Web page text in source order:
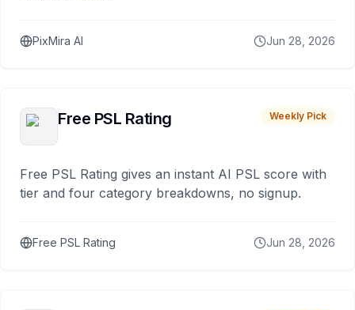
PixMira AI Jun 28, 2026
Free PSL Rating Weekly Pick
Free PSL Rating gives an instant AI PSL score with
tier and four category breakdowns, no signup.
Free PSL Rating Jun 28, 2026